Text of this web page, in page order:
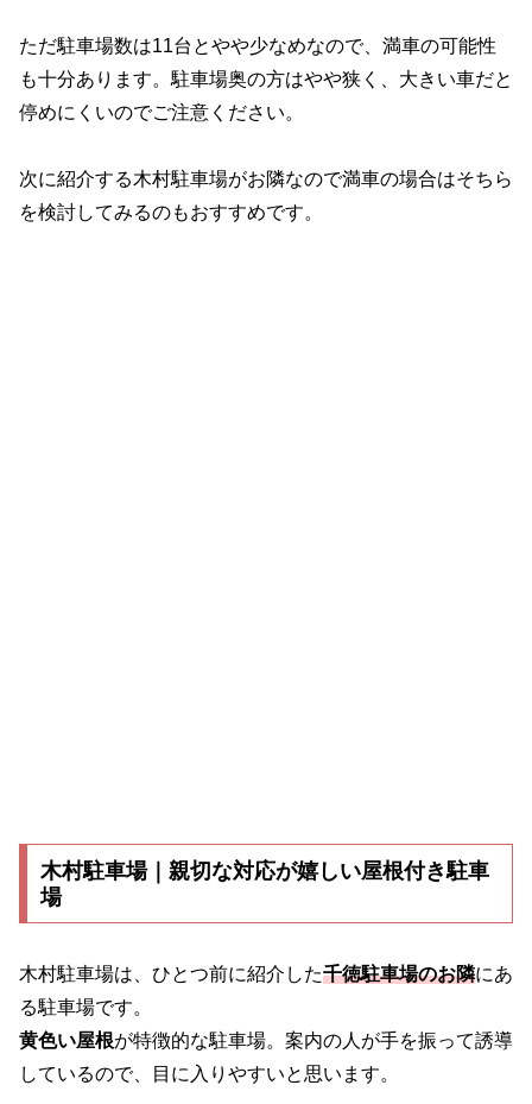
ただ駐車場数は11台とやや少なめなので、満車の可能性
も十分あります。駐車場奥の方はやや狭く、大きい車だと
停めにくいのでご注意ください。
次に紹介する木村駐車場がお隣なので満車の場合はそちら
を検討してみるのもおすすめです。
木村駐車場｜親切な対応が嬉しい屋根付き駐車
場
木村駐車場は、ひとつ前に紹介した千徳駐車場のお隣にあ
る駐車場です。
黄色い屋根が特徴的な駐車場。案内の人が手を振って誘導
しているので、目に入りやすいと思います。